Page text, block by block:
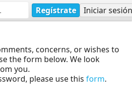
Regístrate Iniciar sesión
concerns, or wishes to
the form below. We look
you.
please use this form.